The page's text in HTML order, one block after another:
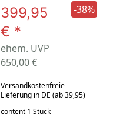
399,95
€ *
ehem. UVP
650,00 €
-38%
Versandkostenfreie
Lieferung in DE (ab 39,95)
content 1 Stück